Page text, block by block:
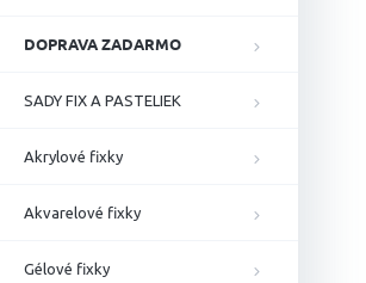
DOPRAVA ZADARMO
SADY FIX A PASTELIEK
Akrylové fixky
Akvarelové fixky
Gélové fixky